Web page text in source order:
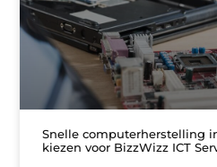
Snelle computerherstelling
kiezen voor BizzWizz ICT